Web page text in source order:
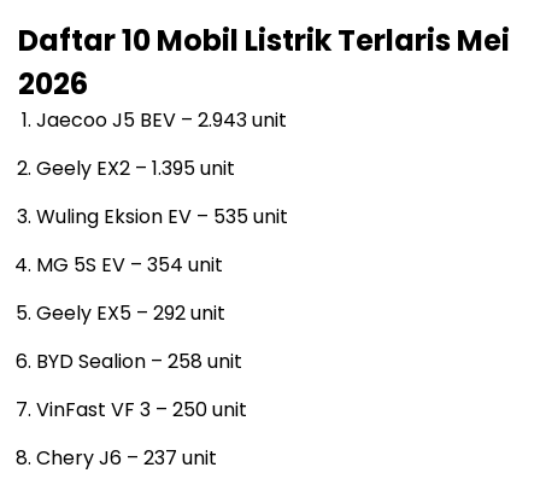
Daftar 10 Mobil Listrik Terlaris Mei
2026
Jaecoo J5 BEV – 2.943 unit
Geely EX2 – 1.395 unit
Wuling Eksion EV – 535 unit
MG 5S EV – 354 unit
Geely EX5 – 292 unit
BYD Sealion – 258 unit
VinFast VF 3 – 250 unit
Chery J6 – 237 unit